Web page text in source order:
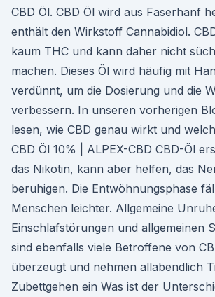
CBD Öl. CBD Öl wird aus Faserhanf
enthält den Wirkstoff Cannabidiol.
kaum THC und kann daher nicht
machen. Dieses Öl wird häufig mit
verdünnt, um die Dosierung und die
verbessern. In unseren vorherigen
lesen, wie CBD genau wirkt und
CBD Öl 10% | ALPEX-CBD CBD-Öl
das Nikotin, kann aber helfen, das
beruhigen. Die Entwöhnungsphase
Menschen leichter. Allgemeine
Einschlafstörungen und allgemeinen
sind ebenfalls viele Betroffene von
überzeugt und nehmen allabendlich
Zubettgehen ein Was ist der